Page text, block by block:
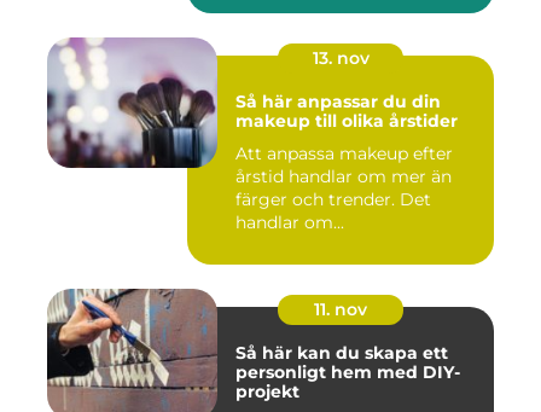
13. nov
Så här anpassar du din
makeup till olika årstider
Att anpassa makeup efter
årstid handlar om mer än
färger och trender. Det
handlar om...
11. nov
Så här kan du skapa ett
personligt hem med DIY-
projekt